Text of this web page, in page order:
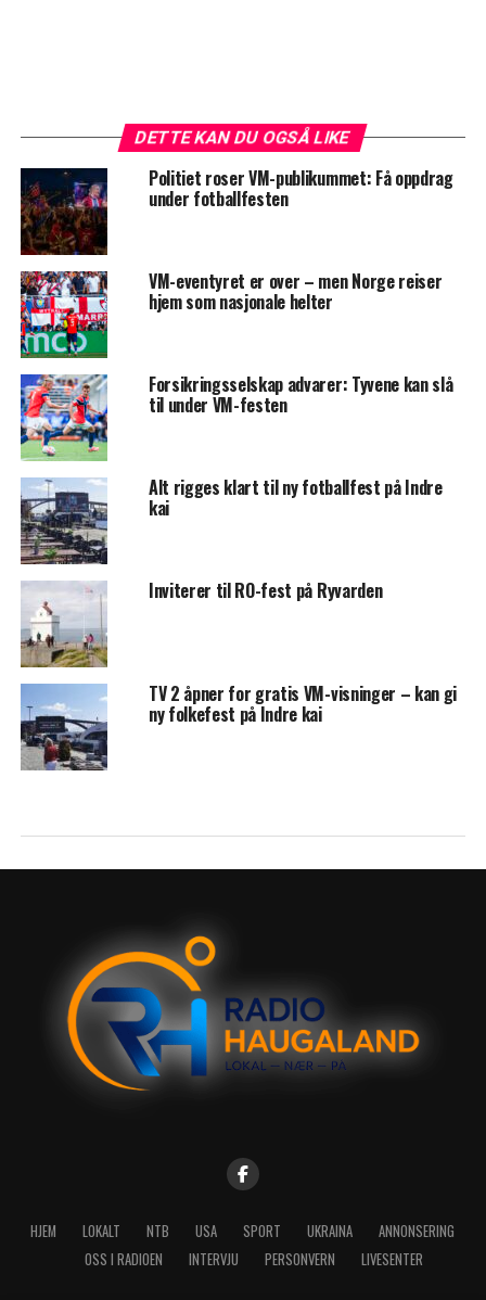
DETTE KAN DU OGSÅ LIKE
Politiet roser VM-publikummet: Få oppdrag
under fotballfesten
VM-eventyret er over – men Norge reiser
hjem som nasjonale helter
Forsikringsselskap advarer: Tyvene kan slå
til under VM-festen
Alt rigges klart til ny fotballfest på Indre
kai
Inviterer til RO-fest på Ryvarden
TV 2 åpner for gratis VM-visninger – kan gi
ny folkefest på Indre kai
HJEM LOKALT NTB USA SPORT UKRAINA
ANNONSERING
OSS I RADIOEN
INTERVJU PERSONVERN LIVESENTER